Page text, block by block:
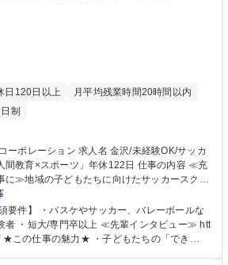
日120日以上
月平均残業時間20時間以内
制
人名 金沢/未経験OK/サッカ
スポーツ」年休122日 仕事の内容 ≪充
に≫地域の子どもたちに向けたサッカースクー
す。明確な評価制度と段階的な研修があり、
ル指導：幼児から小学生
ら３０名へ指導（1回約60分程度） ■教室運
布を通じた会員獲得 ■イベント企画：（毎年
要件】 ・バスケやサッカー、バレーボールな
卒以上 ≪先輩インタビュー≫ htt
この仕事の魅力★ ・子どもたちの「でき